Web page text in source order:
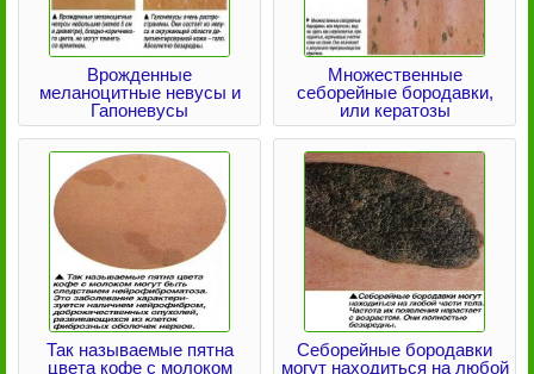
Врожденные
меланоцитные невусы и
Гапоневусы
Множественные
себорейные бородавки,
или кератозы
Так называемые пятна
цвета кофе с молоком
Себорейные бородавки
могут находиться на любой